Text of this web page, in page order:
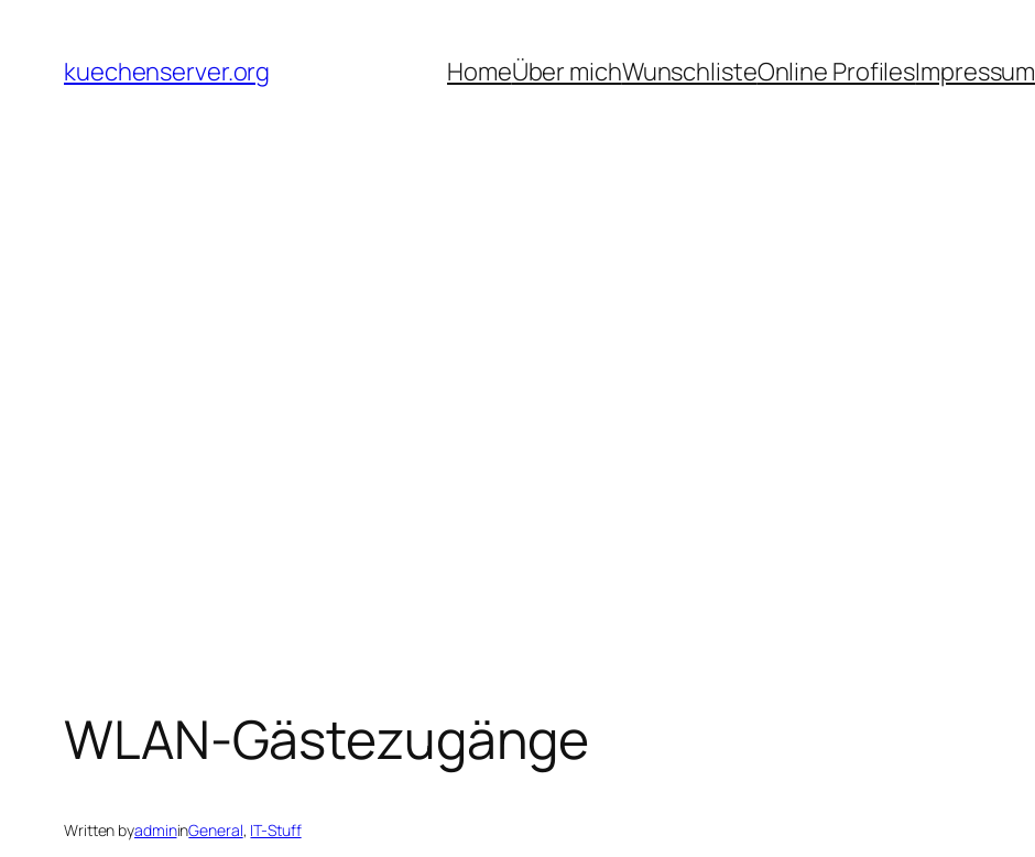
content
kuechenserver.org HomeÜber michWunschlisteOnline ProfilesImpressum
WLAN-Gästezugänge
Written byadmininGeneral, IT-Stuff